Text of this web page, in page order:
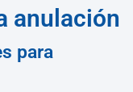
anulación
para